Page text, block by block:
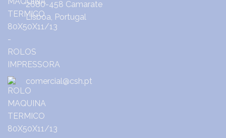
2680-458 Camarate
Lisboa, Portugal
comercial@csh.pt